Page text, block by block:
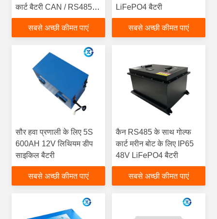
कार्ट बैटरी CAN / RS485 के
साथ
सबसे अच्छी कीमत पाएं
LiFePO4 बैटरी
सबसे अच्छी कीमत पाएं
सौर हवा प्रणाली के लिए 5S
600AH 12V लिथियम डीप
साइकिल बैटरी
सबसे अच्छी कीमत पाएं
कैन RS485 के साथ गोल्फ
कार्ट मरीन बोट के लिए IP65
48V LiFePO4 बैटरी
सबसे अच्छी कीमत पाएं